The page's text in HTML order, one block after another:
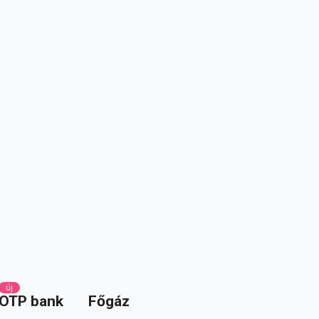
új
bank Főgáz